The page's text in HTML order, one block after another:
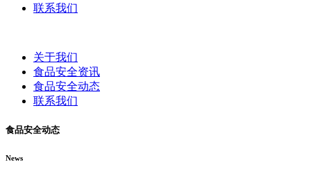
联系我们
关于我们
食品安全资讯
食品安全动态
联系我们
食品安全动态
News